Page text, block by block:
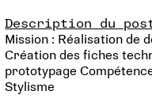
Description du
Mission : Réalisation de
Création des fiches
prototypage
Stylisme